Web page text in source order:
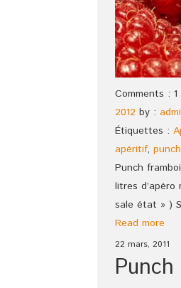
Comments :
2012 by :
Étiquettes :
apéritif, punch
Punch
litres
sale état » )
Read more
22 mars, 2011